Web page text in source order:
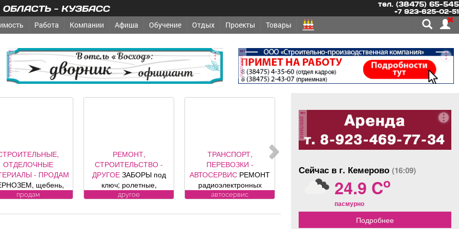
- КУЗБАСС тел. (38475) 65-545
+7 923-625-02-51
Работа Компании Афиша Обучение Отдых Проекты Товары
реклама реклама
ОТДЕЛОЧНЫЕ
- ПРОДАМ
щебень,
песок, уголь, торф,
под заказ,
продам
РЕМОНТ,
СТРОИТЕЛЬСТВО -
ДРУГОЕЗАБОРЫ под
ключ; ролетные,
секционные ворота (от
представителя
другое
ТРАНСПОРТ,
ПЕРЕВОЗКИ -
АВТОСЕРВИС РЕМОНТ
радиоэлектронных
компонентов
контроля, ЭБУ,
автосервис
реклама
Сейчас в г. Кемерово (16:09)
24.9 Co
пасмурно
Подробнее